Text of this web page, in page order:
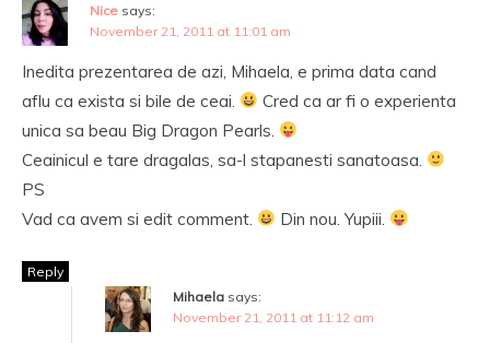
Nice says:
November 21, 2011 at 11:01 am
Inedita prezentarea de azi, Mihaela, e prima data cand
aflu ca exista si bile de ceai.
Cred ca ar fi o experienta
unica sa beau Big Dragon Pearls.
Ceainicul e tare dragalas, sa-l stapanesti sanatoasa.
PS
Vad ca avem si edit comment.
Din nou. Yupiii.
Reply
Mihaela says:
November 21, 2011 at 11:12 am